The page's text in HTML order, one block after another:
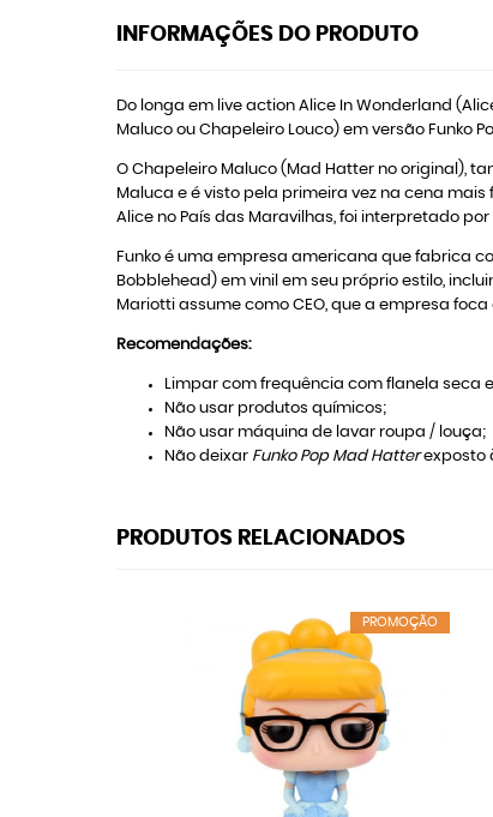
INFORMAÇÕES DO PRODUTO
Do longa em live action Alice In Wonderland
Maluco ou Chapeleiro Louco) em versão Funko
O Chapeleiro Maluco (Mad Hatter no original),
Maluca e é visto pela primeira vez na cena
Alice no País das Maravilhas, foi interpretado
Funko é uma empresa americana que fabrica
Bobblehead) em vinil em seu próprio estilo,
Mariotti assume como CEO, que a empresa
Recomendações:
Limpar com frequência com flanela seca
Não usar produtos químicos;
Não usar máquina de lavar roupa / louça;
Não deixar Funko Pop Mad Hatterexposto
PRODUTOS RELACIONADOS
PROMOÇÃO